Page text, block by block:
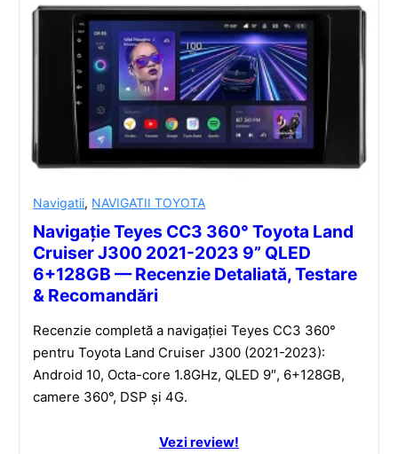
Navigatii, NAVIGATII TOYOTA
Navigație Teyes CC3 360° Toyota Land
Cruiser J300 2021-2023 9” QLED
6+128GB — Recenzie Detaliată, Testare
& Recomandări
Recenzie completă a navigației Teyes CC3 360°
pentru Toyota Land Cruiser J300 (2021-2023):
Android 10, Octa-core 1.8GHz, QLED 9″, 6+128GB,
camere 360°, DSP și 4G.
Vezi review!